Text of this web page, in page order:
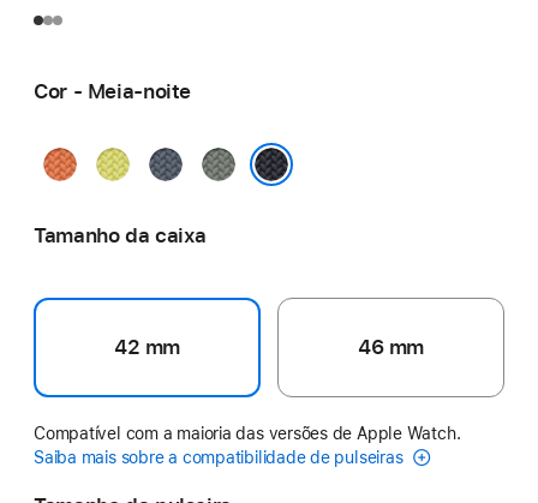
Cor - Meia-noite
CúrcumaAmarelo-
Azul-
Cinza-
esverdeado
Tamanho da caixa
42 mm 46 mm
Compatível com a maioria das versões de Apple Watch.
Saiba mais sobre a compatibilidade de pulseiras